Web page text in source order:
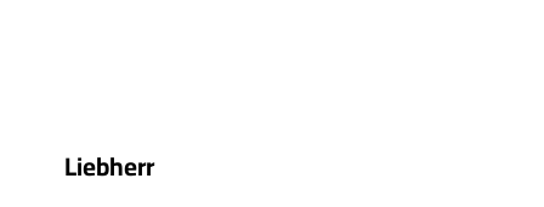
Liebherr